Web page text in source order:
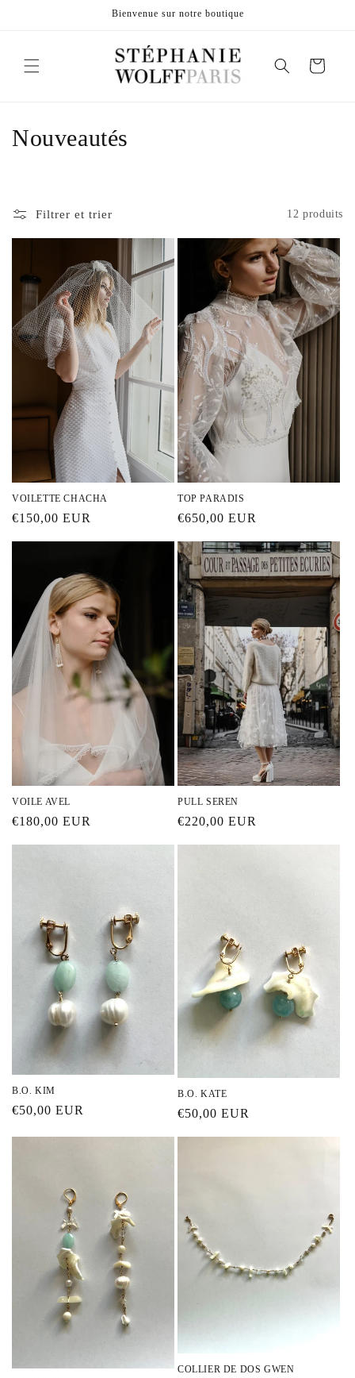
Bienvenue sur notre boutique
Panier
C
c
t
i
n
:
Nouveautés
Filtrer et trier 12 produits
VOILETTE CHACHA
Prix
€150,00 EUR
TOP PARADIS
Prix
€650,00 EUR
VOILE AVEL
Prix
€180,00 EUR
PULL SEREN
Prix
€220,00 EUR
B.O. KIM
Prix
€50,00 EUR
B.O. KATE
Prix
€50,00 EUR
COLLIER DE DOS GWEN